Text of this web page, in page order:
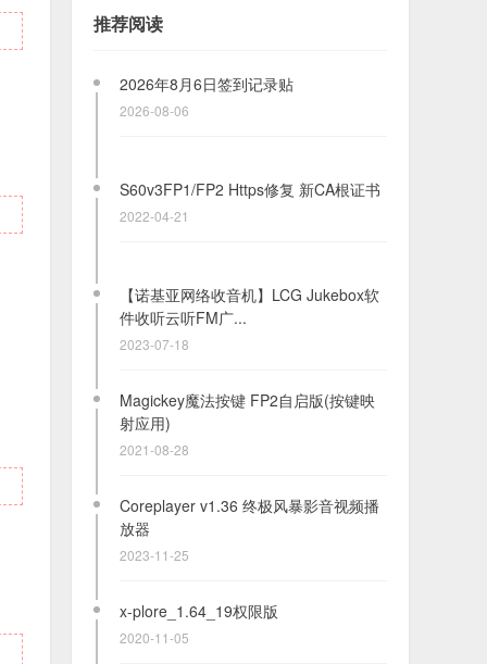
推荐阅读
2020-12-02
2026年8月6日签到记录贴
2026-08-06
S60v3FP1/FP2 Https修复 新CA根证书
2022-04-21
【诺基亚网络收音机】LCG Jukebox软
件收听云听FM广...
2023-07-18
Magickey魔法按键 FP2自启版(按键映
射应用)
2021-08-28
Coreplayer v1.36 终极风暴影音视频播
放器
2023-11-25
x-plore_1.64_19权限版
2020-11-05